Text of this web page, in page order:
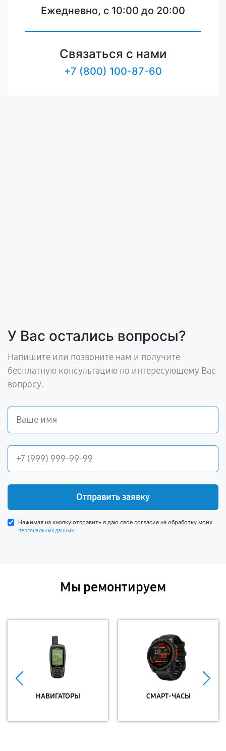
Ежедневно, с 10:00 до 20:00
Связаться с нами
+7 (800) 100-87-60
У Вас остались вопросы?
Напишите или позвоните нам и получите
бесплатную консультацию по интересующему Вас
вопросу.
Отправить заявку
Нажимая на кнопку отправить я даю свое согласие на обработку моих
персональных данных.
Мы ремонтируем
НАВИГАТОРЫ СМАРТ-ЧАСЫ